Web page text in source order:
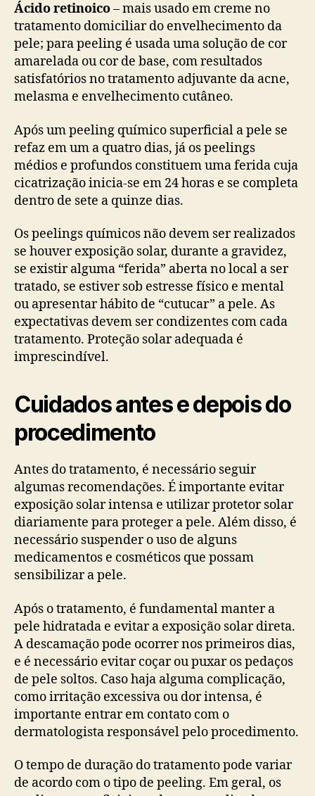
Ácido retinoico– mais usado em creme no
tratamento domiciliar do envelhecimento da
pele; para peeling é usada uma solução de cor
amarelada ou cor de base, com resultados
satisfatórios no tratamento adjuvante da acne,
melasma e envelhecimento cutâneo.
Após um peeling químico superficial a pele se
refaz em um a quatro dias, já os peelings
médios e profundos constituem uma ferida cuja
cicatrização inicia-se em 24 horas e se completa
dentro de sete a quinze dias.
Os peelings químicos não devem ser realizados
se houver exposição solar, durante a gravidez,
se existir alguma “ferida” aberta no local a ser
tratado, se estiver sob estresse físico e mental
ou apresentar hábito de “cutucar” a pele. As
expectativas devem ser condizentes com cada
tratamento. Proteção solar adequada é
imprescindível.
Cuidados antes e depois do
procedimento
Antes do tratamento, é necessário seguir
algumas recomendações. É importante evitar
exposição solar intensa e utilizar protetor solar
diariamente para proteger a pele. Além disso, é
necessário suspender o uso de alguns
medicamentos e cosméticos que possam
sensibilizar a pele.
Após o tratamento, é fundamental manter a
pele hidratada e evitar a exposição solar direta.
A descamação pode ocorrer nos primeiros dias,
e é necessário evitar coçar ou puxar os pedaços
de pele soltos. Caso haja alguma complicação,
como irritação excessiva ou dor intensa, é
importante entrar em contato com o
dermatologista responsável pelo procedimento.
O tempo de duração do tratamento pode variar
de acordo com o tipo de peeling. Em geral, os